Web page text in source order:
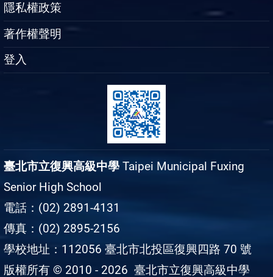
隱私權政策
著作權聲明
登入
臺北市立復興高級中學 Taipei Municipal Fuxing
Senior High School
電話：(02) 2891-4131
傳真：(02) 2895-2156
學校地址：112056 臺北市北投區復興四路 70 號
版權所有 © 2010 - 2026 臺北市立復興高級中學